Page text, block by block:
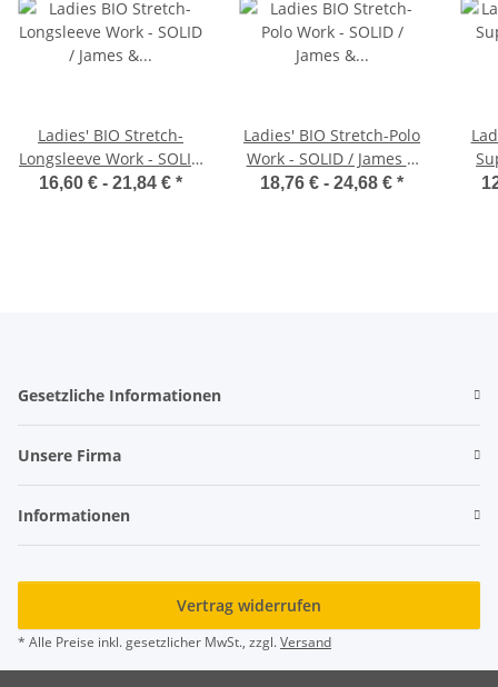
Ladies' BIO Stretch-
Longsleeve Work - SOLID
/ James & Nicholson
16,60 € - 21,84 € *
Ladies' BIO Stretch-Polo
Work - SOLID / James &
Nicholson JN1805
18,76 € - 24,68 € *
Gesetzliche Informationen
Unsere Firma
Informationen
Vertrag widerrufen
* Alle Preise inkl. gesetzlicher MwSt., zzgl.Versand